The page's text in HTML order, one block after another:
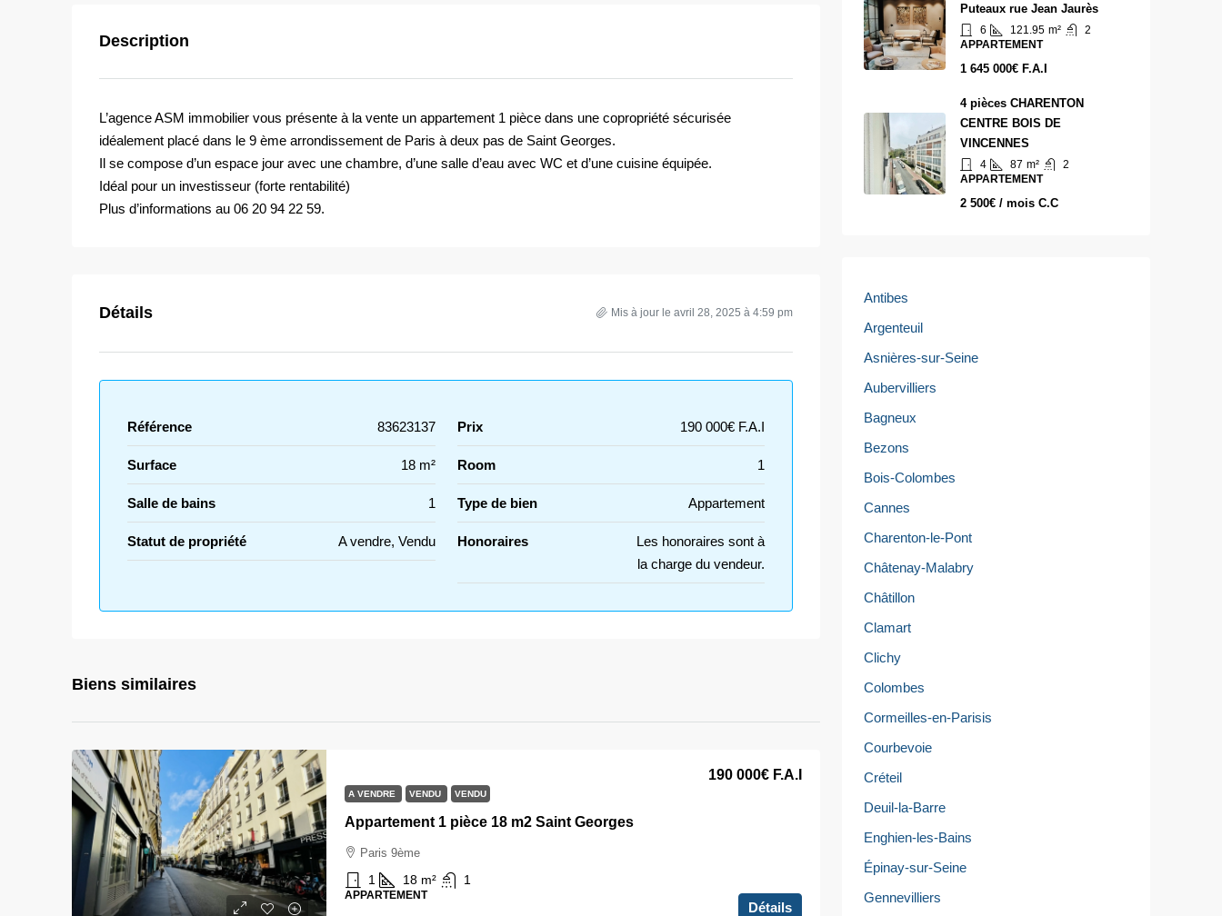
Description
L’agence ASM immobilier vous présente à la vente un appartement 1 pièce dans une copropriété sécurisée
idéalement placé dans le 9 ème arrondissement de Paris à deux pas de Saint Georges.
Il se compose d’un espace jour avec une chambre, d’une salle d’eau avec WC et d’une cuisine équipée.
Idéal pour un investisseur (forte rentabilité)
Plus d’informations au 06 20 94 22 59.
Détails Mis à jour le avril 28, 2025 à 4:59 pm
Référence 83623137 Prix 190 000€ F.A.I
Surface 18 m² Room 1
Salle de bains 1 Type de bien Appartement
Statut de propriété A vendre, Vendu Honoraires
Les honoraires sont à
la charge du vendeur.
Biens similaires
A VENDRE VENDU VENDU
Appartement 1 pièce 18 m2 Saint Georges
190 000€ F.A.I
Paris 9ème
1 18 m² 1
APPARTEMENT
Détails
Puteaux rue Jean Jaurès
6 121.95 m²
2
APPARTEMENT
1 645 000€ F.A.I
4 pièces CHARENTON
CENTRE BOIS DE
VINCENNES
4 87 m²
2
APPARTEMENT
2 500€ / mois C.C
Antibes
Argenteuil
Asnières-sur-Seine
Aubervilliers
Bagneux
Bezons
Bois-Colombes
Cannes
Charenton-le-Pont
Châtenay-Malabry
Châtillon
Clamart
Clichy
Colombes
Cormeilles-en-Parisis
Courbevoie
Créteil
Deuil-la-Barre
Enghien-les-Bains
Épinay-sur-Seine
Gennevilliers